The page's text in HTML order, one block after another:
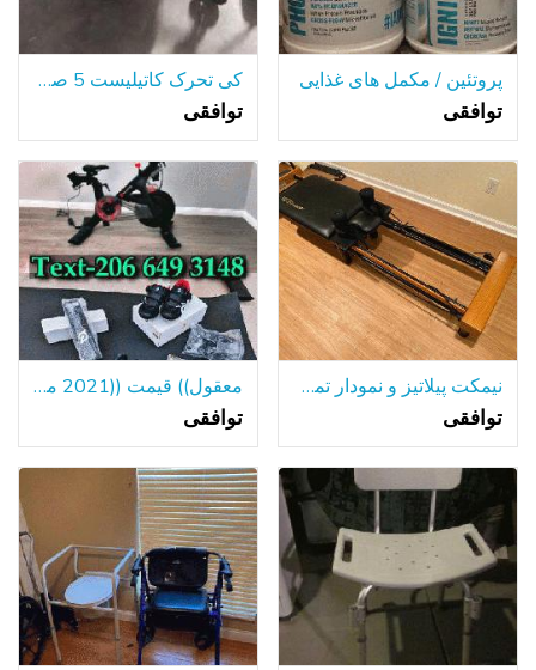
پروتئین / مکمل های غذایی
توافقی
کی تحرک کاتیلیست 5 صندلی چرخدار تاشو
توافقی
نیمکت پیلاتیز و نمودار تمرین
توافقی
معقول)) قیمت ((2021 مدل Peloton دوچرخه $800
توافقی